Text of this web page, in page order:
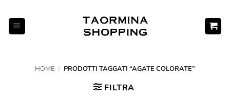
contenuti
HOME / PRODOTTI TAGGATI “AGATE COLORATE”
FILTRA